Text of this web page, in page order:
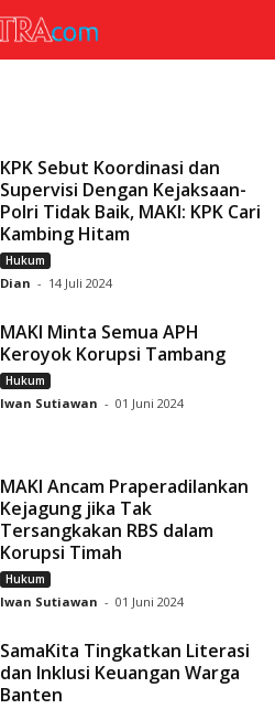
KPK Sebut Koordinasi dan
Supervisi Dengan Kejaksaan-
Polri Tidak Baik, MAKI: KPK Cari
Kambing Hitam
Hukum
Dian - 14 Juli 2024
MAKI Minta Semua APH
Keroyok Korupsi Tambang
Hukum
Iwan Sutiawan - 01 Juni 2024
MAKI Ancam Praperadilankan
Kejagung jika Tak
Tersangkakan RBS dalam
Korupsi Timah
Hukum
Iwan Sutiawan - 01 Juni 2024
SamaKita Tingkatkan Literasi
dan Inklusi Keuangan Warga
Banten